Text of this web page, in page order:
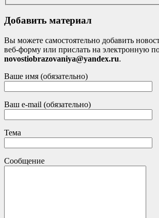
Добавить материал
Вы можете самостоятельно добавить
веб-форму или прислать на электронную
novostiobrazovaniya@yandex.ru.
Ваше имя (обязательно)
Ваш e-mail (обязательно)
Тема
Сообщение